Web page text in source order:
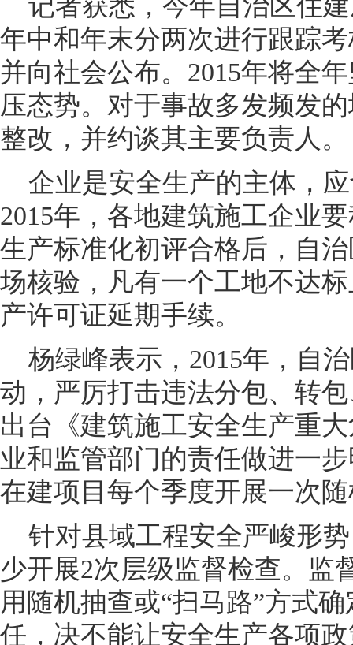
记者获悉，今年自治区住
年中和年末分两次进行跟踪
并向社会公布。2015年将全
压态势。对于事故多发频发
整改，并约谈其主要负责人。
企业是安全生产的主体，
2015年，各地建筑施工企业
生产标准化初评合格后，自
场核验，凡有一个工地不达
产许可证延期手续。
杨绿峰表示，2015年，自
动，严厉打击违法分包、转
出台《建筑施工安全生产重
业和监管部门的责任做进一
在建项目每个季度开展一次
针对县域工程安全严峻形
少开展2次层级监督检查。监
用随机抽查或“扫马路”方式
任，决不能让安全生产各项